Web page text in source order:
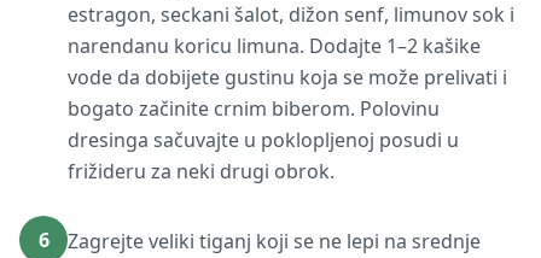
estragon, seckani šalot, dižon senf, limunov sok i
narendanu koricu limuna. Dodajte 1–2 kašike
vode da dobijete gustinu koja se može prelivati i
bogato začinite crnim biberom. Polovinu
dresinga sačuvajte u poklopljenoj posudi u
frižideru za neki drugi obrok.
6
Zagrejte veliki tiganj koji se ne lepi na srednje